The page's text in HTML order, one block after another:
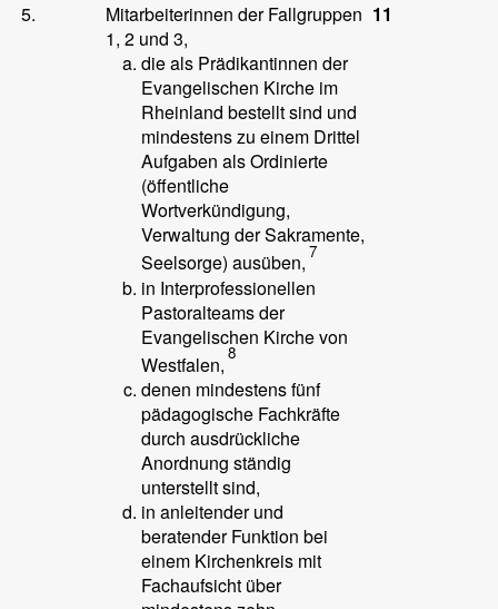
5.
Mitarbeiterinnen der Fallgruppen
1, 2 und 3,
die als Prädikantinnen der
Evangelischen Kirche im
Rheinland bestellt sind und
mindestens zu einem Drittel
Aufgaben als Ordinierte
(öffentliche
Wortverkündigung,
Verwaltung der Sakramente,
Seelsorge) ausüben, 7
in Interprofessionellen
Pastoralteams der
Evangelischen Kirche von
Westfalen, 8
denen mindestens fünf
pädagogische Fachkräfte
durch ausdrückliche
Anordnung ständig
unterstellt sind,
in anleitender und
beratender Funktion bei
einem Kirchenkreis mit
Fachaufsicht über
11